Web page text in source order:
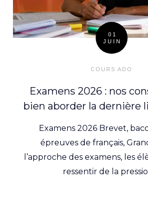
01
JUIN
COURS ADO
Examens 2026 : nos
bien aborder la dernière
Examens 2026 Brevet,
épreuves de français,
l’approche des examens, les
ressentir de la